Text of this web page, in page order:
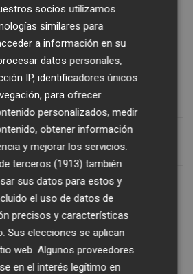
en modelos de
compatibilizar la
los usos tradicionales
y la conservación de
ecológico.
VALENCIAPLAZA VEOLIA
socios utilizamos
similares para
a información en su
datos personales,
IP, identificadores únicos
para ofrecer
personalizados, medir
obtener información
y mejorar los servicios.
terceros (1913) también
sus datos para estos y
el uso de datos de
precisos y características
Sus elecciones se aplican
web. Algunos proveedores
en el interés legítimo en